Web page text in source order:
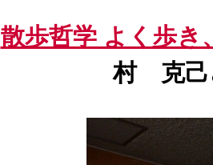
散歩哲学 よく歩き
村 克己